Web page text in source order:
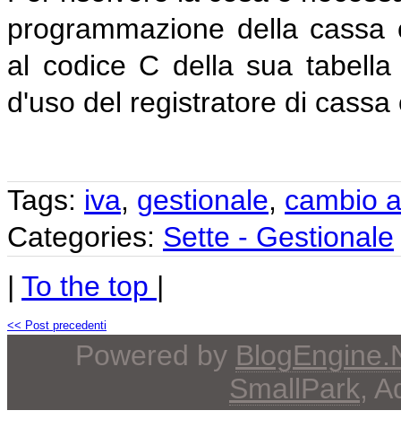
programmazione della
al codice C della sua
d'uso del registratore di
Tags: iva, gestionale, cambio
Categories: Sette - Gestionale
| To the top |
<< Post precedenti
Powered by
SmallPark,